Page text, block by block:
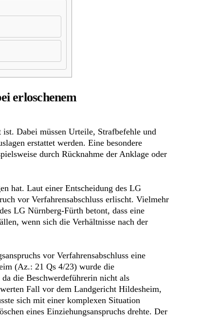
erloschenem
Dabei müssen Urteile, Strafbefehle und
erstattet werden. Eine besondere
durch Rücknahme der Anklage oder
hat. Laut einer Entscheidung des LG
vor Verfahrensabschluss erlischt. Vielmehr
LG Nürnberg-Fürth betont, dass eine
wenn sich die Verhältnisse nach der
vor Verfahrensabschluss eine
(Az.: 21 Qs 4/23) wurde die
die Beschwerdeführerin nicht als
Fall vor dem Landgericht Hildesheim,
sich mit einer komplexen Situation
eines Einziehungsanspruchs drehte. Der